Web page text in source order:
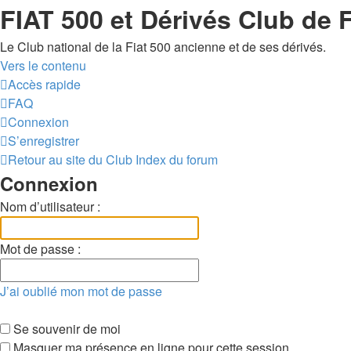
FIAT 500 et Dérivés Club de
Le Club national de la Fiat 500 ancienne et de ses dérivés.
Vers le contenu
Accès rapide
FAQ
Connexion
S’enregistrer
Retour au site du Club Index du forum
Connexion
Nom d’utilisateur :
Mot de passe :
J’ai oublié mon mot de passe
Se souvenir de moi